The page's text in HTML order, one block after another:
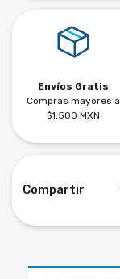
Envíos Gratis
Compras mayores a
$1,500 MXN
Compartir